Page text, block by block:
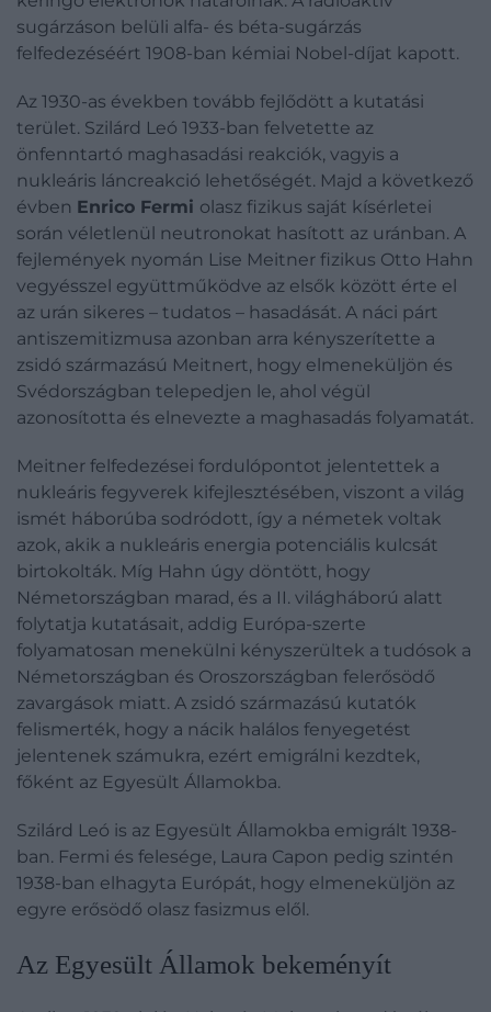
sugárzáson belüli alfa- és béta-sugárzás
felfedezéséért 1908-ban kémiai Nobel-díjat kapott.
Az 1930-as években tovább fejlődött a kutatási
terület. Szilárd Leó 1933-ban felvetette az
önfenntartó maghasadási reakciók, vagyis a
nukleáris láncreakció lehetőségét. Majd a következő
évben Enrico Fermi olasz fizikus saját kísérletei
során véletlenül neutronokat hasított az uránban. A
fejlemények nyomán Lise Meitner fizikus Otto Hahn
vegyésszel együttműködve az elsők között érte el
az urán sikeres – tudatos – hasadását. A náci párt
antiszemitizmusa azonban arra kényszerítette a
zsidó származású Meitnert, hogy elmeneküljön és
Svédországban telepedjen le, ahol végül
azonosította és elnevezte a maghasadás folyamatát.
Meitner felfedezései fordulópontot jelentettek a
nukleáris fegyverek kifejlesztésében, viszont a világ
ismét háborúba sodródott, így a németek voltak
azok, akik a nukleáris energia potenciális kulcsát
birtokolták. Míg Hahn úgy döntött, hogy
Németországban marad, és a II. világháború alatt
folytatja kutatásait, addig Európa-szerte
folyamatosan menekülni kényszerültek a tudósok a
Németországban és Oroszországban felerősödő
zavargások miatt. A zsidó származású kutatók
felismerték, hogy a nácik halálos fenyegetést
jelentenek számukra, ezért emigrálni kezdtek,
főként az Egyesült Államokba.
Szilárd Leó is az Egyesült Államokba emigrált 1938-
ban. Fermi és felesége, Laura Capon pedig szintén
1938-ban elhagyta Európát, hogy elmeneküljön az
egyre erősödő olasz fasizmus elől.
Az Egyesült Államok bekeményít